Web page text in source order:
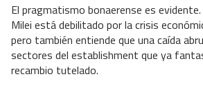
El pragmatismo bonaerense es
Milei está debilitado por la crisis
pero también entiende que una caída
sectores del establishment que ya
recambio tutelado.